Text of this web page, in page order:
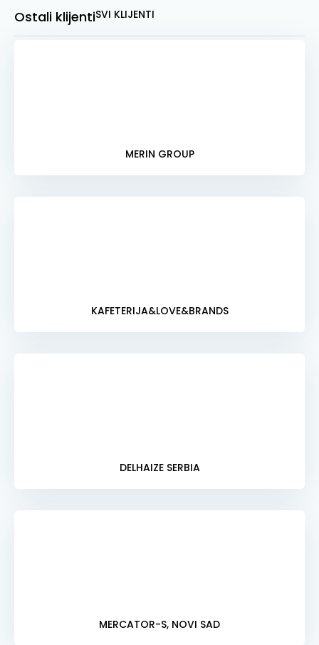
Ostali klijentiSVI KLIJENTI
MERIN GROUP
KAFETERIJA&LOVE&BRANDS
DELHAIZE SERBIA
MERCATOR-S, NOVI SAD